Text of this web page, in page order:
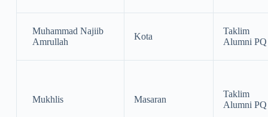
Muhammad Najiib
Amrullah
Kota
Taklim
Alumni PQ
Mukhlis Masaran
Taklim
Alumni PQ